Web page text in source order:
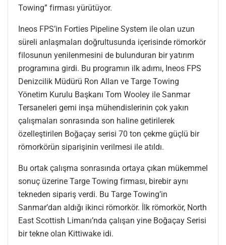
Towing” firması yürütüyor.
Ineos FPS’in Forties Pipeline System ile olan uzun
süreli anlaşmaları doğrultusunda içerisinde römorkör
filosunun yenilenmesini de bulunduran bir yatırım
programına girdi. Bu programın ilk adımı, Ineos FPS
Denizcilik Müdürü Ron Allan ve Targe Towing
Yönetim Kurulu Başkanı Tom Wooley ile Sanmar
Tersaneleri gemi inşa mühendislerinin çok yakın
çalışmaları sonrasında son haline getirilerek
özelleştirilen Boğaçay serisi 70 ton çekme güçlü bir
römorkörün siparişinin verilmesi ile atıldı.
Bu ortak çalışma sonrasında ortaya çıkan mükemmel
sonuç üzerine Targe Towing firması, birebir aynı
tekneden sipariş verdi. Bu Targe Towing’in
Sanmar’dan aldığı ikinci römorkör. İlk römorkör, North
East Scottish Limanı’nda çalışan yine Boğaçay Serisi
bir tekne olan Kittiwake idi.